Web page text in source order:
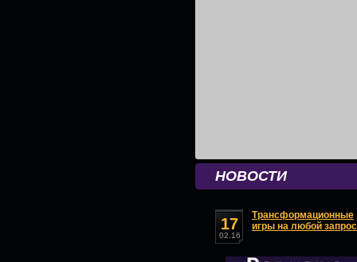
НОВОСТИ
17
02.16
Трансформационные
игры на любой